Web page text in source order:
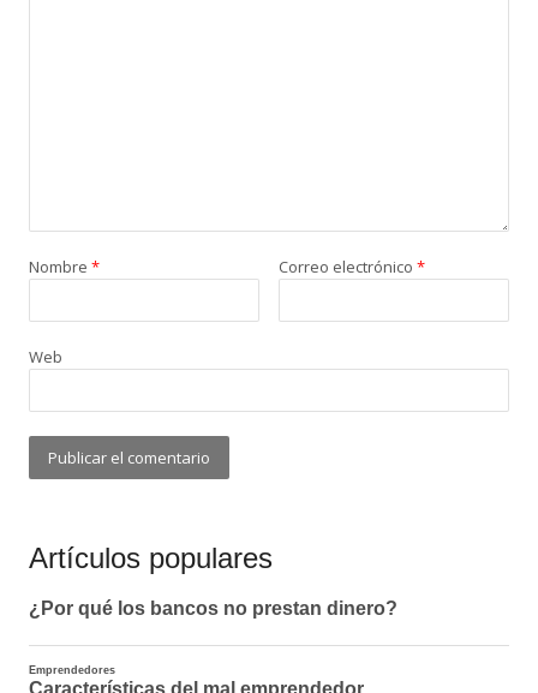
Nombre * Correo electrónico *
Web
Artículos populares